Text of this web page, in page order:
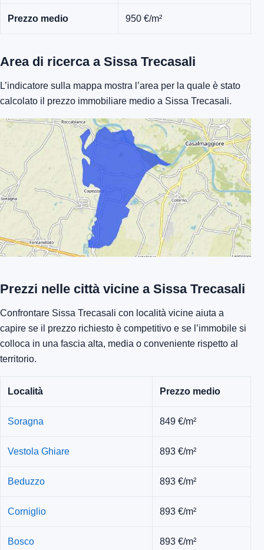
Prezzo medio 950 €/m²
Area di ricerca a Sissa Trecasali
L’indicatore sulla mappa mostra l’area per la quale è stato
calcolato il prezzo immobiliare medio a Sissa Trecasali.
Prezzi nelle città vicine a Sissa Trecasali
Confrontare Sissa Trecasali con località vicine aiuta a
capire se il prezzo richiesto è competitivo e se l’immobile si
colloca in una fascia alta, media o conveniente rispetto al
territorio.
Località Prezzo medio
Soragna 849 €/m²
Vestola Ghiare 893 €/m²
Beduzzo 893 €/m²
Corniglio 893 €/m²
Bosco 893 €/m²